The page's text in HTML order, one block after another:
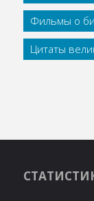
Фильмы о
Цитаты